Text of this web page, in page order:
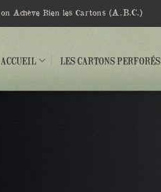
on Achève Bien les Cartons (A.B.C.)
ACCUEIL LES CARTONS PERFORÉS